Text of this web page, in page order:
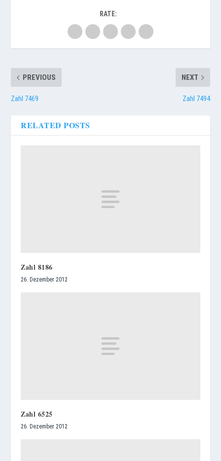
RATE:
PREVIOUS
Zahl 7469
NEXT
Zahl 7494
RELATED POSTS
Zahl 8186
26. Dezember 2012
Zahl 6525
26. Dezember 2012